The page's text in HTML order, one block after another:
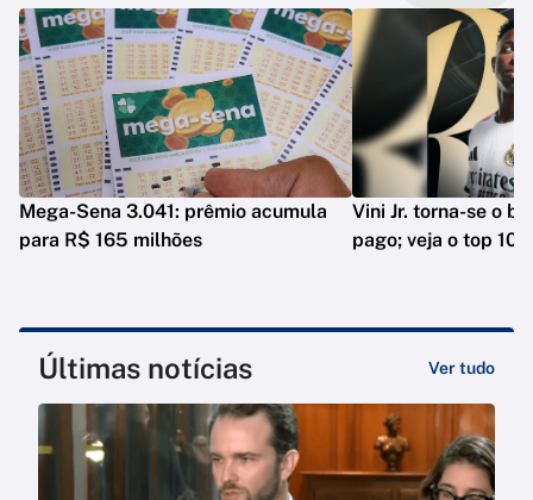
Mega-Sena 3.041: prêmio acumula
para R$ 165 milhões
Vini Jr. torna-se o
pago; veja o top 10
Últimas notícias Ver tudo